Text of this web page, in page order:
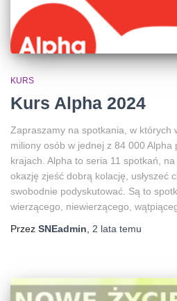
KURS
Kurs Alpha 2024
Zapraszamy na spotkania, w których
miliony osób w jednej z 84 000
krajach. Alpha to seria 11 spotkań,
okazję zjeść dobrą kolację, usłyszeć
swobodnie podyskutować. Są to
wierzącego, niewierzącego,
Przez SNEadmin 2 lata temu